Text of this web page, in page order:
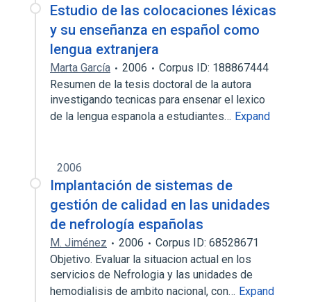
Estudio de las colocaciones léxicas
y su enseñanza en español como
lengua extranjera
Marta García 2006
Corpus ID: 188867444
Resumen de la tesis doctoral de la autora
investigando tecnicas para ensenar el lexico
de la lengua espanola a estudiantes… Expand
2006
Implantación de sistemas de
gestión de calidad en las unidades
de nefrología españolas
M. Jiménez 2006
Corpus ID: 68528671
Objetivo. Evaluar la situacion actual en los
servicios de Nefrologia y las unidades de
hemodialisis de ambito nacional, con… Expand